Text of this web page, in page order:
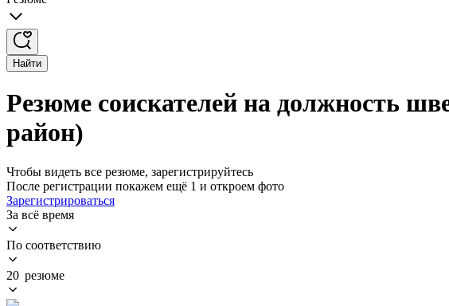
Найти
Резюме соискателей на должность
район)
Чтобы видеть все резюме, зарегистрируйтесь
После регистрации покажем ещё 1 и откроем фото
Зарегистрироваться
За всё время
По соответствию
20 резюме